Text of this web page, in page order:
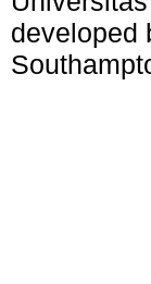
developed